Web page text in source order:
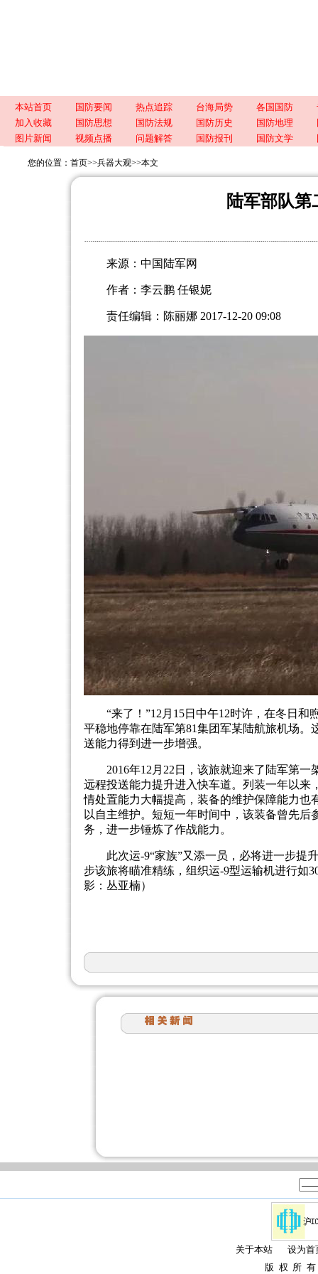
本站首页 国防要闻 热点追踪 台海局势 各国国防
加入收藏
国防思想 国防法规 国防历史 国防地理
图片新闻
视频点播 问题解答 国防报刊 国防文学
您的位置： 首页>>兵器大观>>本文
陆军部队
来源：中国陆军网
作者：李云鹏 任银妮
责任编辑：陈丽娜 2017-12-20 09:08
“来了！”12月15日中午12时许，在冬日和
平稳地停靠在陆军第81集团军某陆航旅机场
送能力得到进一步增强。
2016年12月22日，该旅就迎来了陆军第一
远程投送能力提升进入快车道。列装一年以
情处置能力大幅提高，装备的维护保障能力
以自主维护。短短一年时间中，该装备曾先后
务，进一步锤炼了作战能力。
此次运-9“家族”又添一员，必将进一步提
步该旅将瞄准精练，组织运-9型运输机进行如
影：丛亚楠）